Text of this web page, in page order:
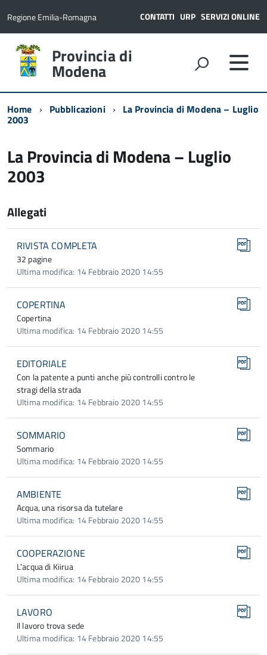
Regione Emilia-Romagna CONTATTI URP SERVIZI ONLINE
Provincia di
Modena
Home Pubblicazioni La Provincia di Modena – Luglio
2003
La Provincia di Modena – Luglio
2003
Allegati
RIVISTA COMPLETA
32 pagine
Ultima modifica: 14 Febbraio 2020 14:55
COPERTINA
Copertina
Ultima modifica: 14 Febbraio 2020 14:55
EDITORIALE
Con la patente a punti anche più controlli contro le
stragi della strada
Ultima modifica: 14 Febbraio 2020 14:55
SOMMARIO
Sommario
Ultima modifica: 14 Febbraio 2020 14:55
AMBIENTE
Acqua, una risorsa da tutelare
Ultima modifica: 14 Febbraio 2020 14:55
COOPERAZIONE
L'acqua di Kiirua
Ultima modifica: 14 Febbraio 2020 14:55
LAVORO
Il lavoro trova sede
Ultima modifica: 14 Febbraio 2020 14:55